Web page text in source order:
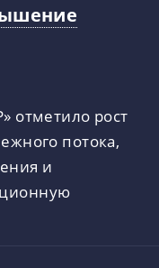
отметило рост
потока,
и